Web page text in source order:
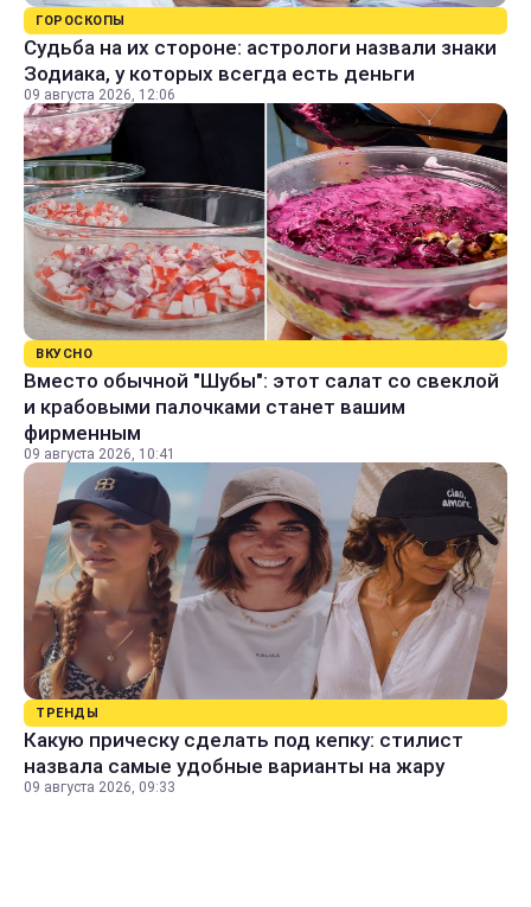
ГОРОСКОПЫ
Судьба на их стороне: астрологи назвали знаки
Зодиака, у которых всегда есть деньги
09 августа 2026, 12:06
ВКУСНО
Вместо обычной "Шубы": этот салат со свеклой
и крабовыми палочками станет вашим
фирменным
09 августа 2026, 10:41
ТРЕНДЫ
Какую прическу сделать под кепку: стилист
назвала самые удобные варианты на жару
09 августа 2026, 09:33